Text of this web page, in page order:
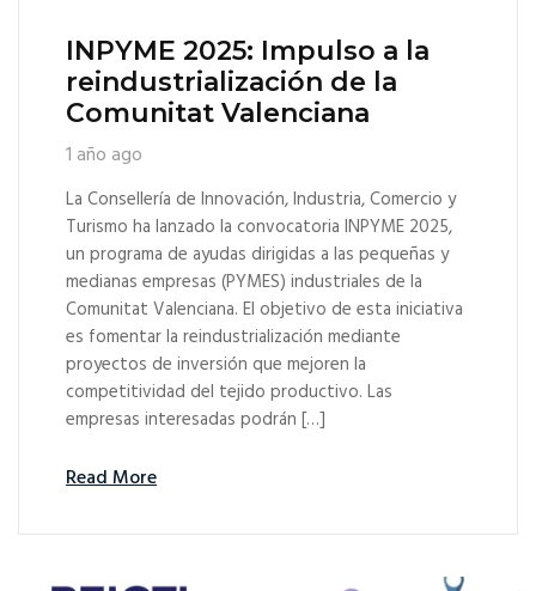
INPYME 2025: Impulso a la
reindustrialización de la
Comunitat Valenciana
1 año ago
La Consellería de Innovación, Industria, Comercio y
Turismo ha lanzado la convocatoria INPYME 2025,
un programa de ayudas dirigidas a las pequeñas y
medianas empresas (PYMES) industriales de la
Comunitat Valenciana. El objetivo de esta iniciativa
es fomentar la reindustrialización mediante
proyectos de inversión que mejoren la
competitividad del tejido productivo. Las
empresas interesadas podrán […]
Read More